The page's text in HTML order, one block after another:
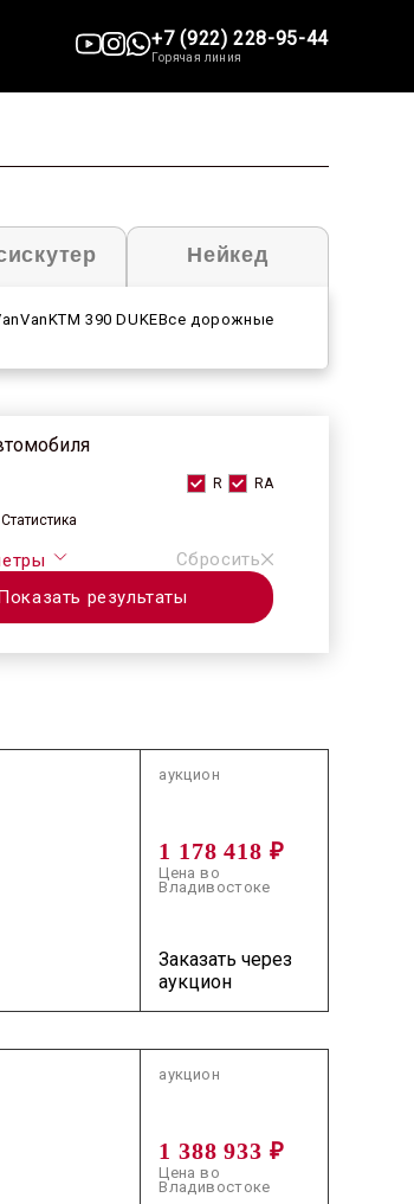
+7 (922) 228-95-44
Горячая линия
Нейкед
KTM 390 DUKEВсе дорожные
R RA
Статистика
Сбросить
результаты
аукцион
1 178 418 ₽
Цена во
Владивостоке
Заказать через
аукцион
аукцион
1 388 933 ₽
Цена во
Владивостоке